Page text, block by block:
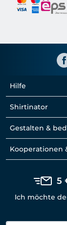
Hilfe
Shirtinator
Gestalten &
Kooperationen
5
Ich möchte